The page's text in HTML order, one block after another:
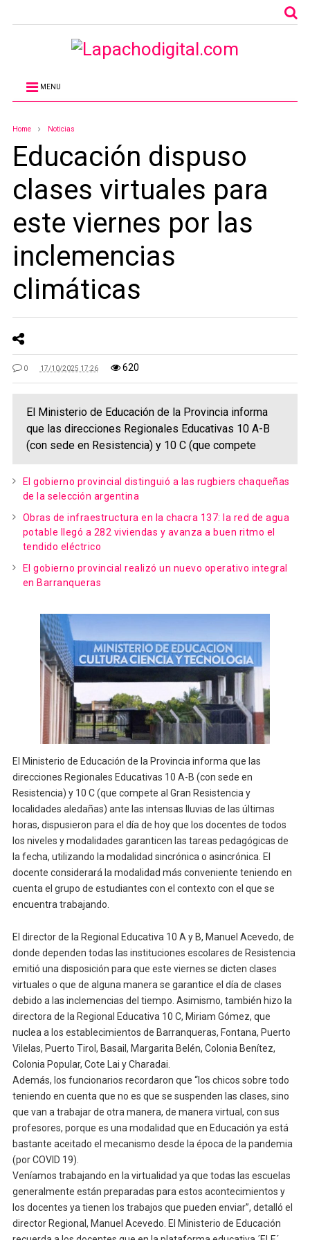
MENU
Home Noticias
Educación dispuso
clases virtuales para
este viernes por las
inclemencias
climáticas
0 17/10/2025 17:26 620
El Ministerio de Educación de la Provincia informa
que las direcciones Regionales Educativas 10 A-B
(con sede en Resistencia) y 10 C (que compete
El gobierno provincial distinguió a las rugbiers chaqueñas
de la selección argentina
Obras de infraestructura en la chacra 137: la red de agua
potable llegó a 282 viviendas y avanza a buen ritmo el
tendido eléctrico
El gobierno provincial realizó un nuevo operativo integral
en Barranqueras
El Ministerio de Educación de la Provincia informa que las
direcciones Regionales Educativas 10 A-B (con sede en
Resistencia) y 10 C (que compete al Gran Resistencia y
localidades aledañas) ante las intensas lluvias de las últimas
horas, dispusieron para el día de hoy que los docentes de todos
los niveles y modalidades garanticen las tareas pedagógicas de
la fecha, utilizando la modalidad sincrónica o asincrónica. El
docente considerará la modalidad más conveniente teniendo en
cuenta el grupo de estudiantes con el contexto con el que se
encuentra trabajando.
El director de la Regional Educativa 10 A y B, Manuel Acevedo, de
donde dependen todas las instituciones escolares de Resistencia
emitió una disposición para que este viernes se dicten clases
virtuales o que de alguna manera se garantice el día de clases
debido a las inclemencias del tiempo. Asimismo, también hizo la
directora de la Regional Educativa 10 C, Miriam Gómez, que
nuclea a los establecimientos de Barranqueras, Fontana, Puerto
Vilelas, Puerto Tirol, Basail, Margarita Belén, Colonia Benítez,
Colonia Popular, Cote Lai y Charadai.
Además, los funcionarios recordaron que “los chicos sobre todo
teniendo en cuenta que no es que se suspenden las clases, sino
que van a trabajar de otra manera, de manera virtual, con sus
profesores, porque es una modalidad que en Educación ya está
bastante aceitado el mecanismo desde la época de la pandemia
(por COVID 19).
Veníamos trabajando en la virtualidad ya que todas las escuelas
generalmente están preparadas para estos acontecimientos y
los docentes ya tienen los trabajos que pueden enviar”, detalló el
director Regional, Manuel Acevedo. El Ministerio de Educación